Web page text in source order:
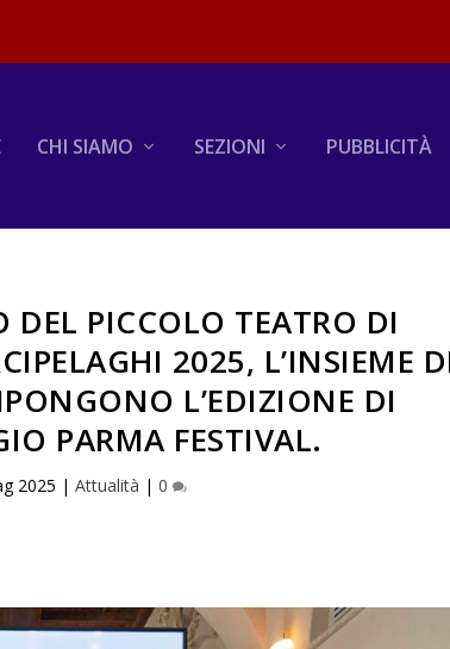
CHI SIAMO SEZIONI PUBBLICITÀ
DEL PICCOLO TEATRO DI
2025, L’INSIEME
L’EDIZIONE DI
PARMA FESTIVAL.
2025 | Attualità | 0